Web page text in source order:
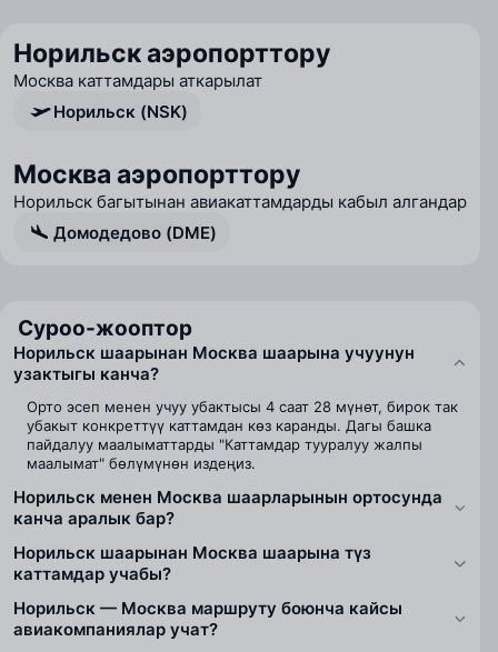
Норильск аэропорттору
Москва каттамдары аткарылат
Норильск (NSK)
Москва аэропорттору
Норильск багытынан авиакаттамдарды кабыл алгандар
Домодедово (DME)
Суроо-жооптор
Норильск шаарынан Москва шаарына учуунун
узактыгы канча?
Орто эсеп менен учуу убактысы 4 саат 28 мүнөт, бирок так
убакыт конкреттүү каттамдан көз каранды. Дагы башка
пайдалуу маалыматтарды "Каттамдар тууралуу жалпы
маалымат" бөлүмүнөн издеңиз.
Норильск менен Москва шаарларынын ортосунда
канча аралык бар?
Норильск шаарынан Москва шаарына түз
каттамдар учабы?
Норильск — Москва маршруту боюнча кайсы
авиакомпаниялар учат?